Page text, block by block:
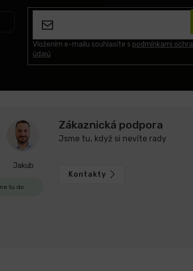
Vložením e-mailu souhlasíte s podmínkami
údajů
Jakub
tu do
Zákaznická podpora
Jsme tu, když si nevíte rady
Kontakty